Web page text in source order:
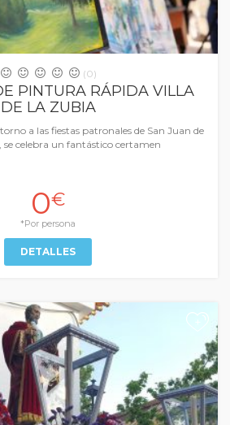
(0)
PINTURA RÁPIDA VILLA
DE LA ZUBIA
a las fiestas patronales de San Juan de
se celebra un fantástico certamen
0€
*Por persona
DETALLES
+